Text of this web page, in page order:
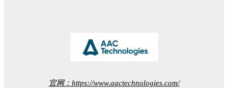
官网：https://www.aactechnologies.com/